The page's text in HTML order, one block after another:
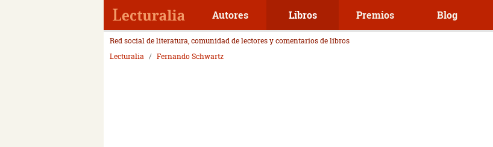
Autores Libros Premios Blog
Red social de literatura, comunidad de lectores y comentarios de libros
Lecturalia
Fernando Schwartz